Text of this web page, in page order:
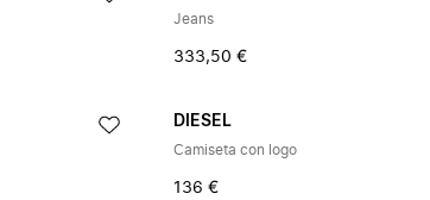
Jeans
333,50 €
DIESEL
Camiseta con logo
136 €